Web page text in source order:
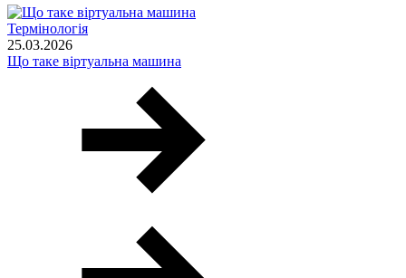
Термінологія
25.03.2026
Що таке віртуальна машина